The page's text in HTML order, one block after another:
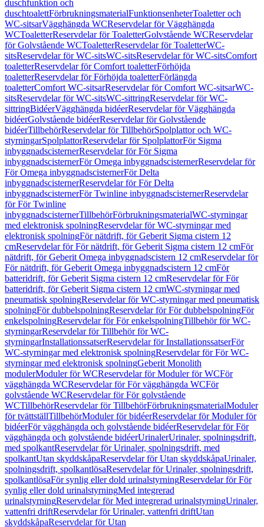
duschfunktion och
duschtoalettFörbrukningsmaterialFunktionsenheterToaletter och
WC-sitsarVägghängda WCReservdelar för Vägghängda
WCToaletterReservdelar för ToaletterGolvstående WCReservdelar
för Golvstående WCToaletterReservdelar för ToaletterWC-
sitsReservdelar för WC-sitsWC-sitsReservdelar för WC-sitsComfort
toaletterReservdelar för Comfort toaletterFörhöjda
toaletterReservdelar för Förhöjda toaletterFörlängda
toaletterComfort WC-sitsarReservdelar för Comfort WC-sitsarWC-
sitsReservdelar för WC-sitsWC-sittringReservdelar för WC-
sittringBidéerVägghängda bidéerReservdelar för Vägghängda
bidéerGolvstående bidéerReservdelar för Golvstående
bidéerTillbehörReservdelar för TillbehörSpolplattor och WC-
styrningarSpolplattorReservdelar för SpolplattorFör Sigma
inbyggnadscisternerReservdelar för För Sigma
inbyggnadscisternerFör Omega inbyggnadscisternerReservdelar för
För Omega inbyggnadscisternerFör Delta
inbyggnadscisternerReservdelar för För Delta
inbyggnadscisternerFör Twinline inbyggnadscisternerReservdelar
för För Twinline
inbyggnadscisternerTillbehörFörbrukningsmaterialWC-styrningar
med elektronisk spolningReservdelar för WC-styrningar med
elektronisk spolningFör nätdrift, för Geberit Sigma cistern 12
cmReservdelar för För nätdrift, för Geberit Sigma cistern 12 cmFör
nätdrift, för Geberit Omega inbyggnadscistern 12 cmReservdelar för
För nätdrift, för Geberit Omega inbyggnadscistern 12 cmFör
batteridrift, för Geberit Sigma cistern 12 cmReservdelar för För
batteridrift, för Geberit Sigma cistern 12 cmWC-styrningar med
pneumatisk spolningReservdelar för WC-styrningar med pneumatisk
spolningFör dubbelspolningReservdelar för För dubbelspolningFör
enkelspolningReservdelar för För enkelspolningTillbehör för WC-
styrningarReservdelar för Tillbehör för WC-
styrningarInstallationssatserReservdelar för InstallationssatserFör
WC-styrningar med elektronisk spolningReservdelar för För WC-
styrningar med elektronisk spolningGeberit Monolith
modulerModuler för WCReservdelar för Moduler för WCFör
vägghängda WCReservdelar för För vägghängda WCFör
golvstående WCReservdelar för För golvstående
WCTillbehörReservdelar för TillbehörFörbrukningsmaterialModuler
för tvättställTillbehörModuler för bidéerReservdelar för Moduler för
bidéerFör vägghängda och golvstående bidéerReservdelar för För
vägghängda och golvstående bidéerUrinalerUrinaler, spolningsdrift,
med spolkantReservdelar för Urinaler, spolningsdrift, med
spolkantUtan skyddskåpaReservdelar för Utan skyddskåpaUrinaler,
spolningsdrift, spolkantlösaReservdelar för Urinaler, spolningsdrift,
spolkantlösaFör synlig eller dold urinalstyrningReservdelar för För
synlig eller dold urinalstyrningMed integrerad
urinalstyrningReservdelar för Med integrerad urinalstyrningUrinaler,
vattenfri driftReservdelar för Urinaler, vattenfri driftUtan
skyddskåpaReservdelar för Utan